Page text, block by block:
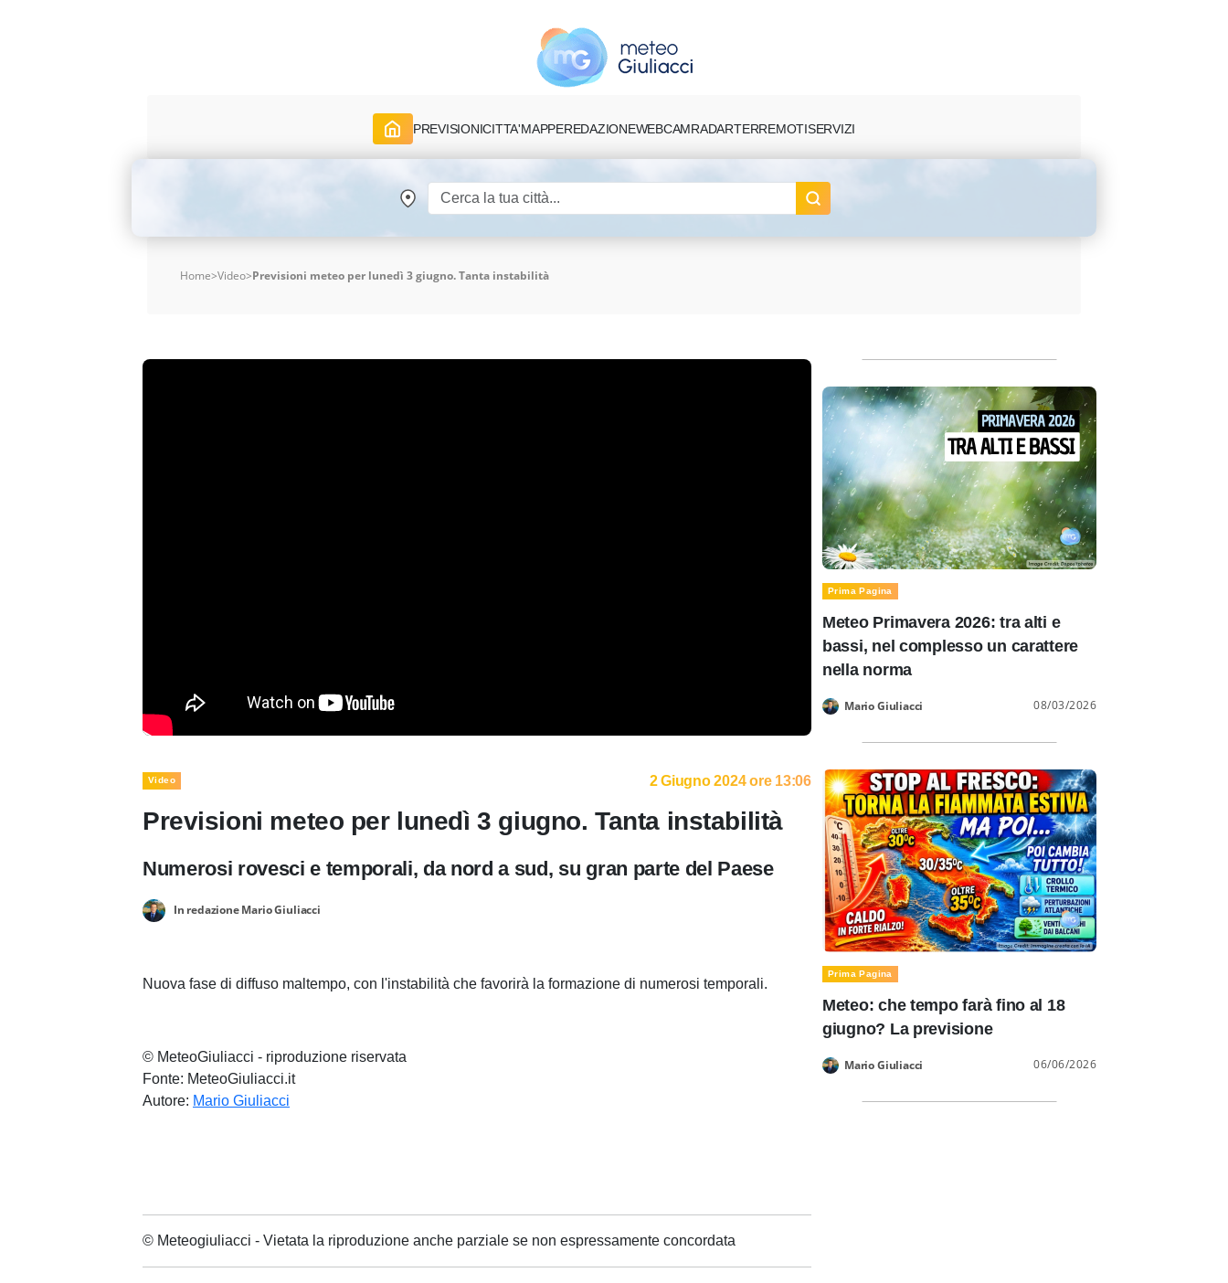
PREVISIONICITTA'MAPPEREDAZIONEWEBCAMRADARTERREMOTISERVIZI
Home>Video>Previsioni meteo per lunedì 3 giugno. Tanta instabilità
Video 2 Giugno 2024 ore 13:06
Previsioni meteo per lunedì 3 giugno. Tanta instabilità
Numerosi rovesci e temporali, da nord a sud, su gran parte del Paese
In redazione Mario Giuliacci
Nuova fase di diffuso maltempo, con l'instabilità che favorirà la formazione di numerosi temporali.
© MeteoGiuliacci - riproduzione riservata
Fonte: MeteoGiuliacci.it
Autore: Mario Giuliacci
© Meteogiuliacci - Vietata la riproduzione anche parziale se non espressamente concordata
Prima Pagina
Meteo Primavera 2026: tra alti e
bassi, nel complesso un carattere
nella norma
Mario Giuliacci 08/03/2026
Prima Pagina
Meteo: che tempo farà fino al 18
giugno? La previsione
Mario Giuliacci 06/06/2026